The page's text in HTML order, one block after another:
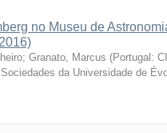
no Museu de
; Granato, Marcus (Portugal:
da Universidade de